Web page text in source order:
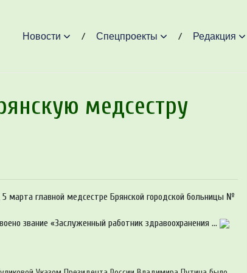
Новости Спецпроекты Редакция
медсестру
марта главной медсестре Брянской городской больницы №
звание «Заслуженный работник здравоохранения ...